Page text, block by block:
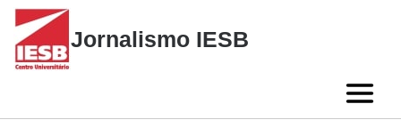
Skip
content
Jornalismo IESB